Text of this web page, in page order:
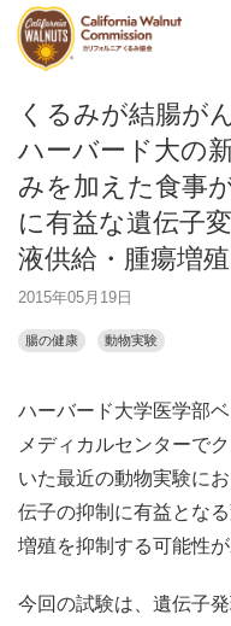
くるみが結腸が
ハーバード大の
みを加えた食事
に有益な遺伝子
液供給・腫瘍増
2015年05月19日
腸の健康 動物実験
ハーバード大学医学部
メディカルセンターで
いた最近の動物実験に
伝子の抑制に有益とな
増殖を抑制する可能性が
今回の試験は、遺伝子